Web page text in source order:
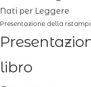
Nati per Leggere
Presentazione della
libro